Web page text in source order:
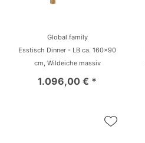
Global family
Esstisch Dinner - LB ca. 160x90
cm, Wildeiche massiv
1.096,00 € *